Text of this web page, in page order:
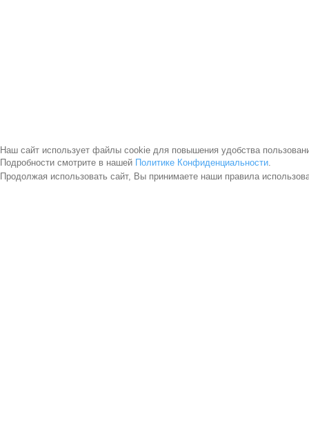
Наш сайт использует файлы cookie для повышения удобства
Подробности смотрите в нашей Политике Конфиденциальности.
Продолжая использовать сайт, Вы принимаете наши правила